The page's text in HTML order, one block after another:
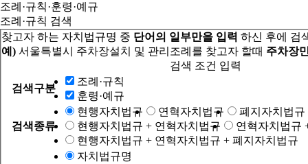
조례·규칙·훈령·예규
조례·규칙 검색
찾고자 하는 자치법규명 중 단어의 일부만을 입력 하신 후에 검
예) 서울특별시 주차장설치 및 관리조례를 찾고자 할때 주차장
검색 조건 입력
검색구분
조례·규칙
훈령·예규
검색종류
현행자치법규 연혁자치법규
폐지자치법규
현행자치법규 + 연혁자치법규
연혁자치법규
현행자치법규 + 연혁자치법규 + 폐지자치법규
자치법규명